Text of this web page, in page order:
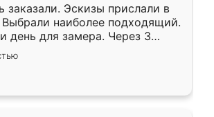
заказали. Эскизы прислали в
наиболее подходящий.
день для замера. Через 3
была уже готова. Остались
Спасибо Ренессанс
работу!